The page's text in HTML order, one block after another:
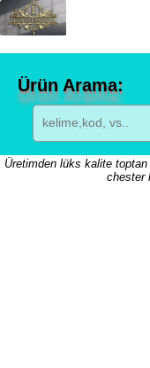
Ürün Arama:
Üretimden lüks kalite toptan
chester